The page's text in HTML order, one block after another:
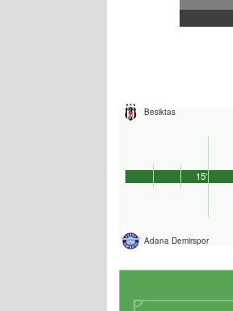
Besiktas
Adana Demirspor
15'